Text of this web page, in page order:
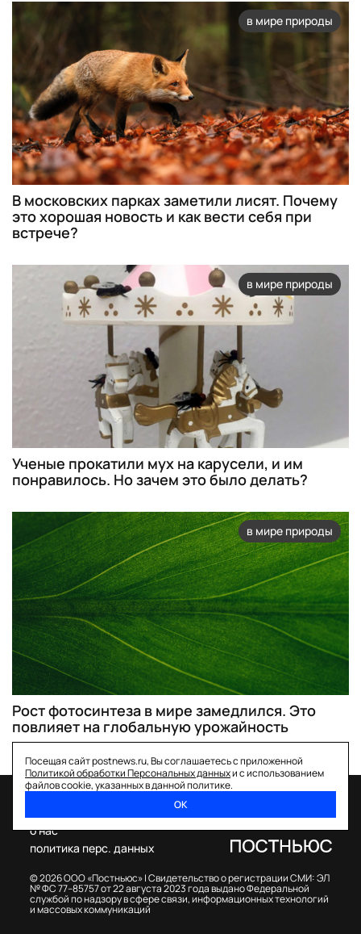
в мире природы
В московских парках заметили лисят. Почему
это хорошая новость и как вести себя при
встрече?
в мире природы
Ученые прокатили мух на карусели, и им
понравилось. Но зачем это было делать?
в мире природы
Рост фотосинтеза в мире замедлился. Это
повлияет на глобальную урожайность
Посещая сайт postnews.ru, Вы соглашаетесь с приложенной
Политикой обработки Персональных данныхи с использованием
файлов cookie, указанных в данной политике.
ОК
© 2026 ООО «Постньюс» |Свидетельство о регистрации СМИ: ЭЛ
№ ФС 77–85757 от 22 августа 2023 года выдано Федеральной
службой по надзору в сфере связи, информационных технологий
и массовых коммуникаций
о нас
политика перс. данных